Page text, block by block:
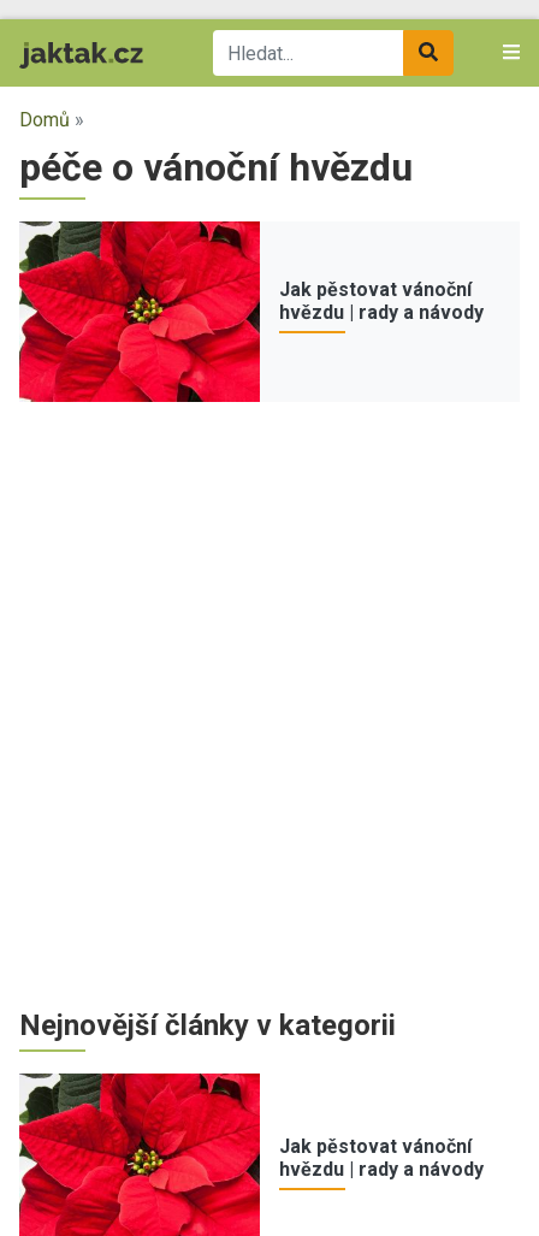
Domů »
péče o vánoční hvězdu
Jak pěstovat vánoční
hvězdu | rady a návody
Nejnovější články v kategorii
Jak pěstovat vánoční
hvězdu | rady a návody